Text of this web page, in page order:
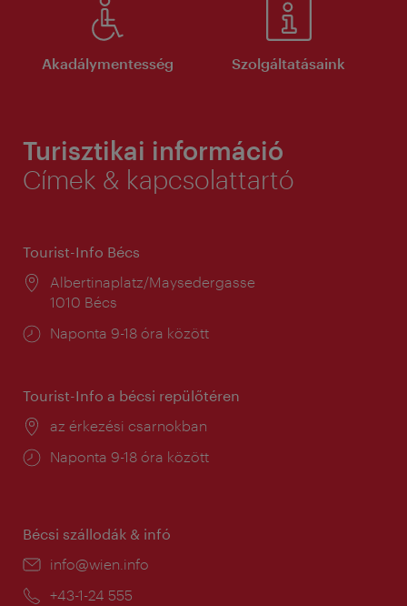
Akadálymentesség Szolgáltatásaink
Turisztikai információ
Címek & kapcsolattartó
Tourist-Info Bécs
Helyszín:
Albertinaplatz/Maysedergasse
1010 Bécs
Nyitva
Naponta 9-18 óra között
Tourist-Info a bécsi repülőtéren
Helyszín:
az érkezési csarnokban
Nyitva
Naponta 9-18 óra között
Bécsi szállodák & infó
E-
info@wien.info
Telefon:
+43-1-24 555